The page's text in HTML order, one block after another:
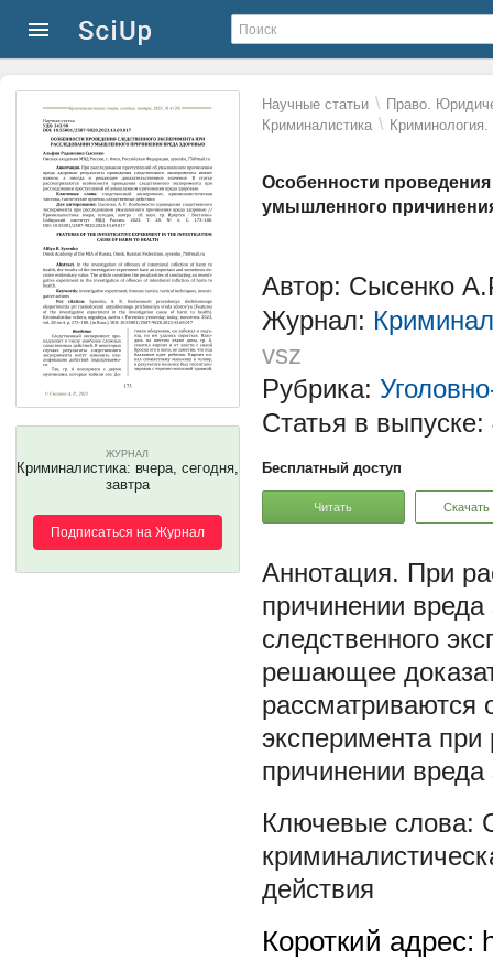
Научные статьи \ Право.
Криминалистика \
Особенности
умышленного
ЖУРНАЛ
Криминалистика: вчера, сегодня,
завтра
Подписаться на Журнал
Автор: Сысенко
Журнал:
vsz
Рубрика:
Статья в выпуске:
Бесплатный доступ
Читать Скачать
При
причинении
следственного
решающее
рассматриваются
эксперимента
причинении
действия
Короткий адрес: